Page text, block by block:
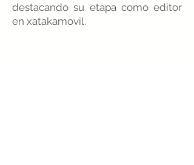
destacando su etapa como editor
en xatakamovil.